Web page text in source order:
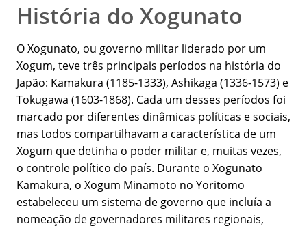
História do Xogunato
O Xogunato, ou governo militar liderado por um
Xogum, teve três principais períodos na história do
Japão: Kamakura (1185-1333), Ashikaga (1336-1573) e
Tokugawa (1603-1868). Cada um desses períodos foi
marcado por diferentes dinâmicas políticas e sociais,
mas todos compartilhavam a característica de um
Xogum que detinha o poder militar e, muitas vezes,
o controle político do país. Durante o Xogunato
Kamakura, o Xogum Minamoto no Yoritomo
estabeleceu um sistema de governo que incluía a
nomeação de governadores militares regionais,